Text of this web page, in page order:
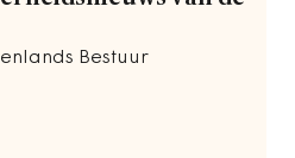
Bestuur